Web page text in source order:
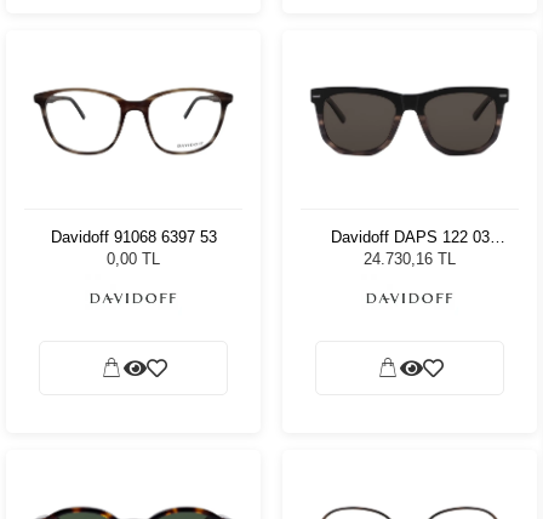
Davidoff 91068 6397 53
0,00 TL
Davidoff DAPS 122 03
Unisex Güneş Gözlüğü
24.730,16 TL